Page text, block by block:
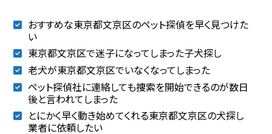
おすすめな東京都文京区のペット探偵を早く見つけた
い
東京都文京区で迷子になってしまった子犬探し
老犬が東京都文京区でいなくなってしまった
ペット探偵社に連絡しても捜索を開始できるのが数日
後と言われてしまった
とにかく早く動き始めてくれる東京都文京区の犬探し
業者に依頼したい